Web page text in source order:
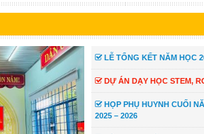
LỄ TỔNG KẾT NĂM HỌC
DỰ ÁN DẠY HỌC STEM,
HỌP PHỤ HUYNH CUỐI
2025 – 2026